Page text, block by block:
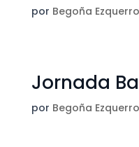
por Begoña Ezquerro
Jornada
por Begoña Ezquerro